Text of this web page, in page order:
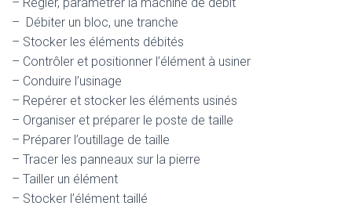
– Débiter un bloc, une tranche
– Stocker les éléments débités
– Contrôler et positionner l’élément à usiner
– Conduire l’usinage
– Repérer et stocker les éléments usinés
– Organiser et préparer le poste de taille
– Préparer l’outillage de taille
– Tracer les panneaux sur la pierre
– Tailler un élément
– Stocker l’élément taillé